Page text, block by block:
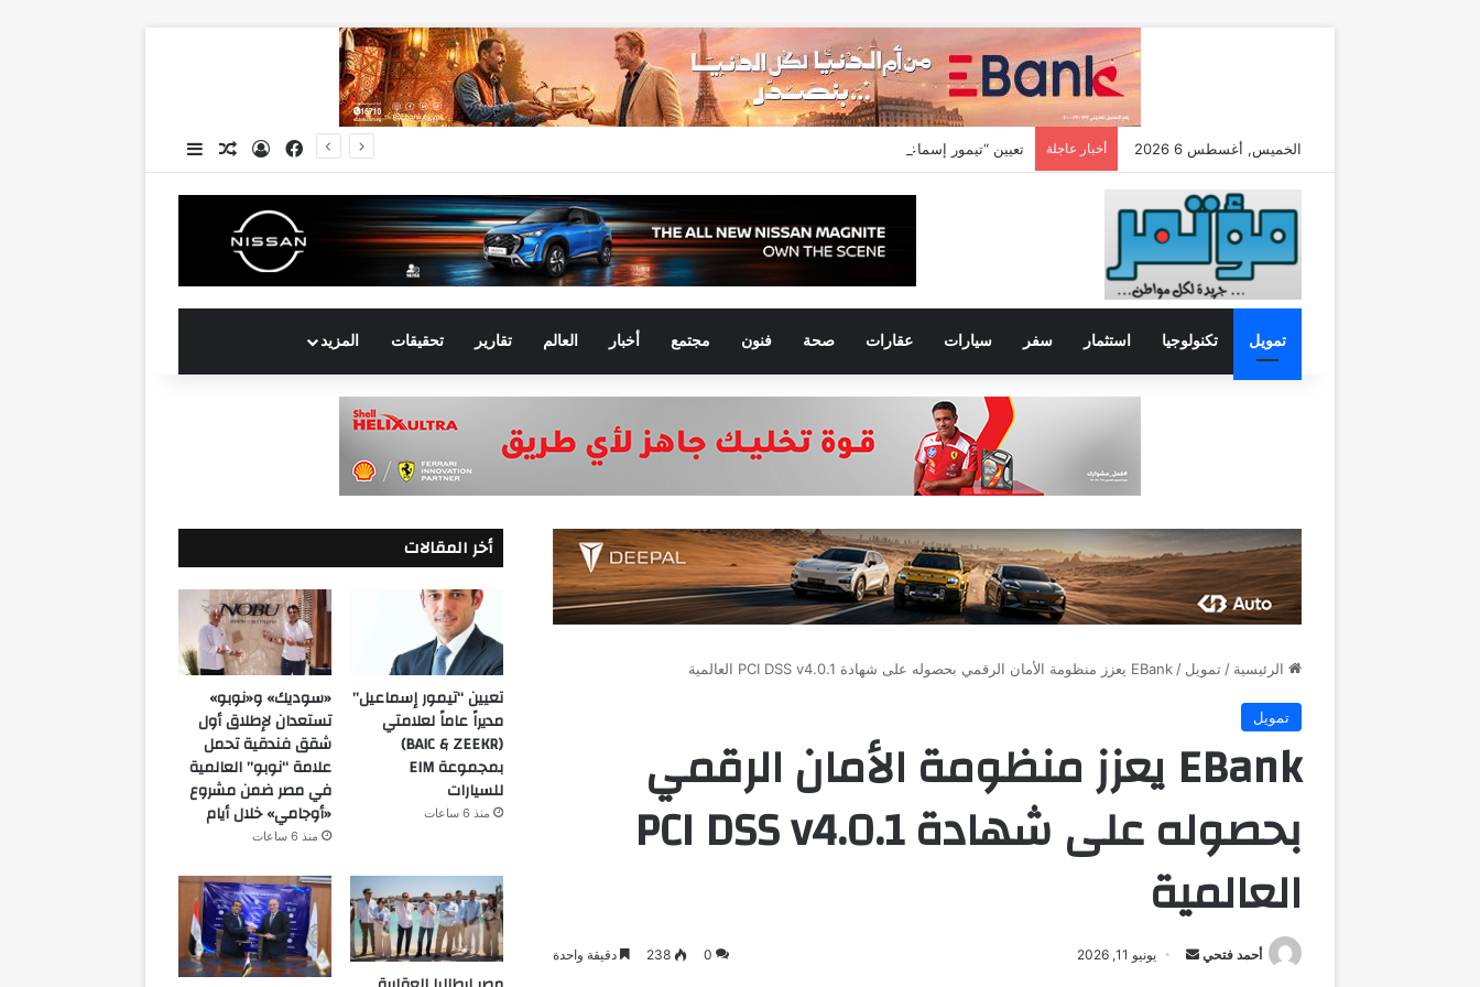
الخميس, أغسطس 6 2026 أخبار عاجلة تعيين “تيمور إسماعيل” مديراً عاماً لعلامتي (BAIC & ZEEKR) بمجموعة EIM للسيارات فيسبوكتسجيل الدخول
مقال عشوائي
إضافة عمود جانبي
تمويل تكنولوجيا استثمار سفر سيارات عقارات صحة فنون مجتمع أخبار العالم تقارير تحقيقات المزيد
الرئيسية / تمويل / EBank يعزز منظومة الأمان الرقمي بحصوله على شهادة PCI DSS v4.0.1 العالمية
تمويل
EBank يعزز منظومة الأمان الرقمي
بحصوله على شهادة PCI DSS v4.0.1
العالمية
أحمد فتحي
أرسل يونيو 11, 2026 0
238 دقيقة واحدة
أخر المقالات
تعيين “تيمور إسماعيل”
مديراً عاماً لعلامتي
(BAIC & ZEEKR)
بمجموعة EIM
للسيارات
منذ 6 ساعات
«سوديك» و«نوبو»
تستعدان لإطلاق أول
شقق فندقية تحمل
علامة “نوبو” العالمية
في مصر ضمن مشروع
«أوجامي» خلال أيام
منذ 6 ساعات